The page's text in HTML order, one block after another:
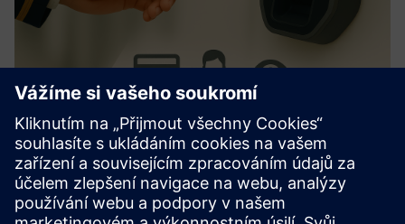
AerAccess Card
Zjednodušuje ASIC/řízení přístupu. Integruje se s hlavními
systémy. Uživatelsky přívětivá aktivace, přizpůsobitelný